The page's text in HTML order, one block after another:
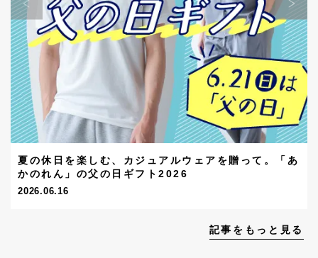
夏の休日を楽しむ、カジュアルウェアを贈って。「あ
かのれん」の父の日ギフト2026
2026.06.16
記事をもっと見る